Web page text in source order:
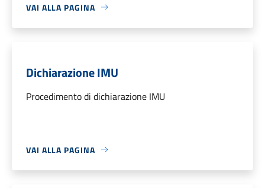
VAI ALLA PAGINA
Dichiarazione IMU
Procedimento di dichiarazione IMU
VAI ALLA PAGINA